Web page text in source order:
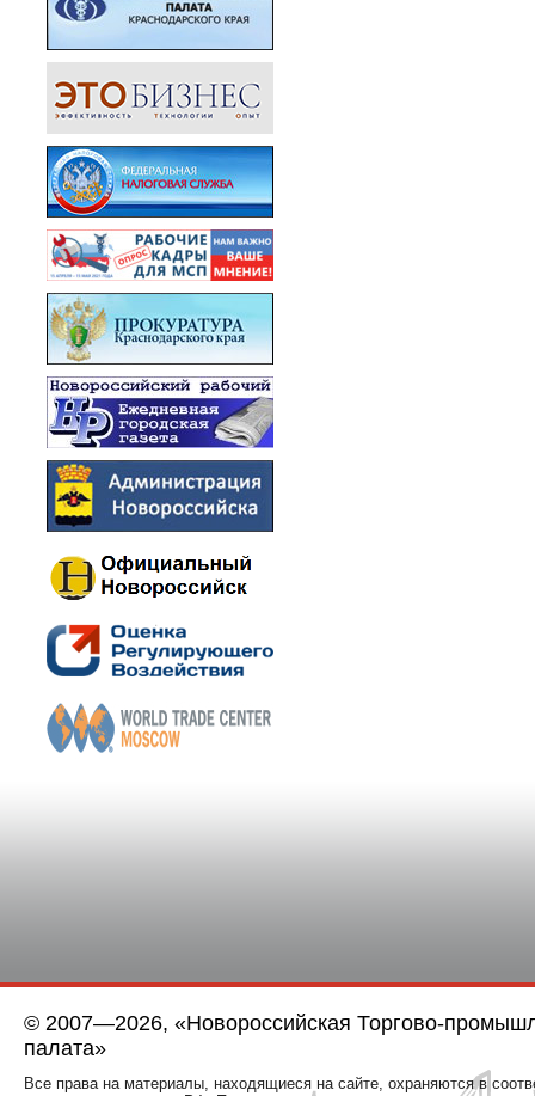
© 2007—2026, «Новороссийская Торгово-
палата»
Все права на материалы, находящиеся на сайте, охраняются в